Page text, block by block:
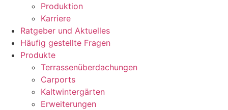
Produktion
Karriere
Ratgeber und Aktuelles
Häufig gestellte Fragen
Produkte
Terrassenüberdachungen
Carports
Kaltwintergärten
Erweiterungen